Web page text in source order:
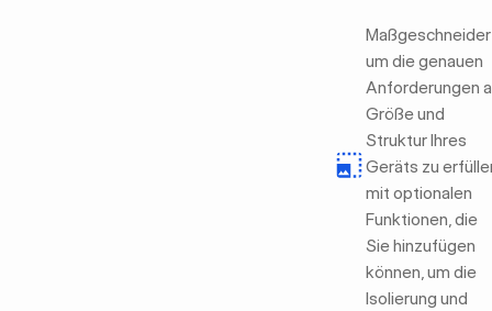
um die genauen
Anforderungen
Größe und
Struktur Ihres
Geräts zu
mit optionalen
Funktionen, die
Sie hinzufügen
können, um die
Isolierung und